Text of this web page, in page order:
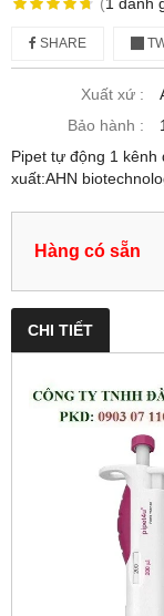
(1 đánh
SHARE
Xuất xứ :
Bảo hành :
Pipet tự động 1 kênh
xuất:AHN
Hàng có sẵn
CHI TIẾT